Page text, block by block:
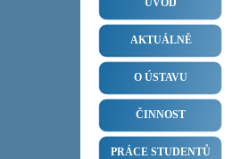
ÚVOD
AKTUÁLNĚ
O ÚSTAVU
ČINNOST
PRÁCE STUDENTŮ